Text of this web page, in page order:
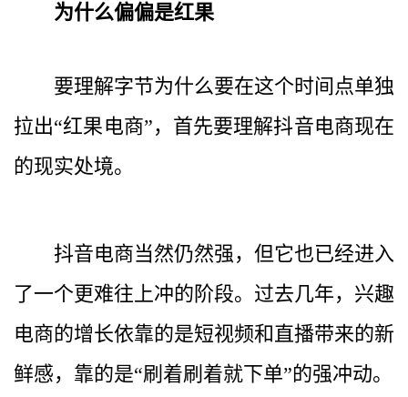
为什么偏偏是红果
要理解字节为什么要在这个时间点单独
拉出“红果电商”，首先要理解抖音电商现在
的现实处境。
抖音电商当然仍然强，但它也已经进入
了一个更难往上冲的阶段。过去几年，兴趣
电商的增长依靠的是短视频和直播带来的新
鲜感，靠的是“刷着刷着就下单”的强冲动。